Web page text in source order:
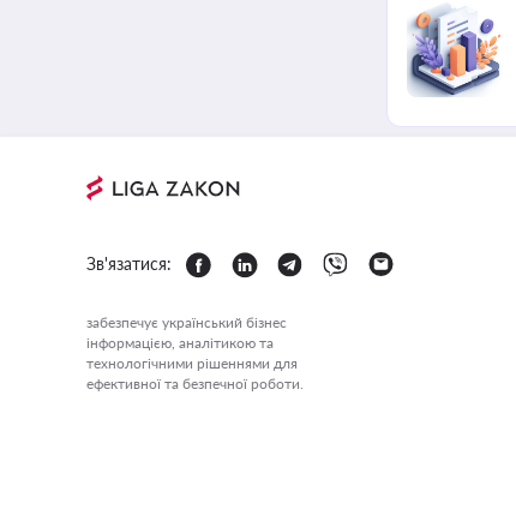
Зв'язатися:
забезпечує український бізнес
інформацією, аналітикою та
технологічними рішеннями для
ефективної та безпечної роботи.